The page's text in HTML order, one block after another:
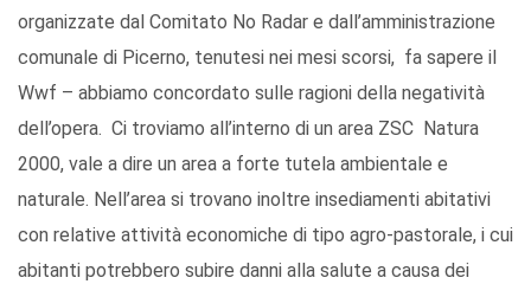
organizzate dal Comitato No Radar e dall’amministrazione
comunale di Picerno, tenutesi nei mesi scorsi, fa sapere il
Wwf – abbiamo concordato sulle ragioni della negatività
dell’opera. Ci troviamo all’interno di un area ZSC Natura
2000, vale a dire un area a forte tutela ambientale e
naturale. Nell’area si trovano inoltre insediamenti abitativi
con relative attività economiche di tipo agro-pastorale, i cui
abitanti potrebbero subire danni alla salute a causa dei